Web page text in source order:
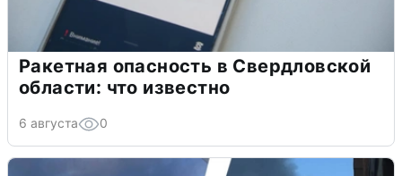
Ракетная опасность в Свердловской
области: что известно
6 августа 0